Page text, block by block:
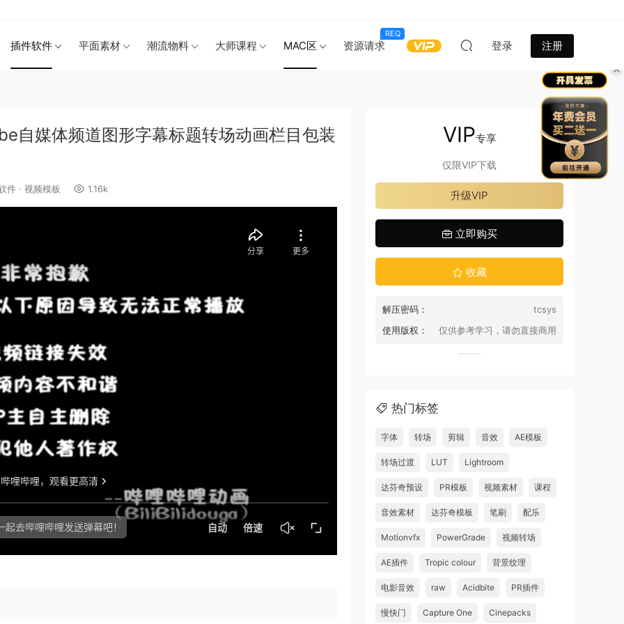
插件软件 平面素材 潮流物料 大师课程 MAC区 资源请求
REQ
登录 注册
自媒体频道图形字幕标题转场动画栏目包装
件 · 视频模板 1.16k
VIP专享
仅限VIP下载
升级VIP
立即购买
收藏
解压密码：
tcsys
使用版权：
仅供参考学习，请勿直接商用
热门标签
字体 转场 剪辑 音效 AE模板
转场过渡 LUT Lightroom
达芬奇预设 PR模板 视频素材 课程
音效素材 达芬奇模板 笔刷 配乐
Motionvfx PowerGrade 视频转场
AE插件 Tropic colour 背景纹理
电影音效 raw Acidbite PR插件
慢快门 Capture One Cinepacks